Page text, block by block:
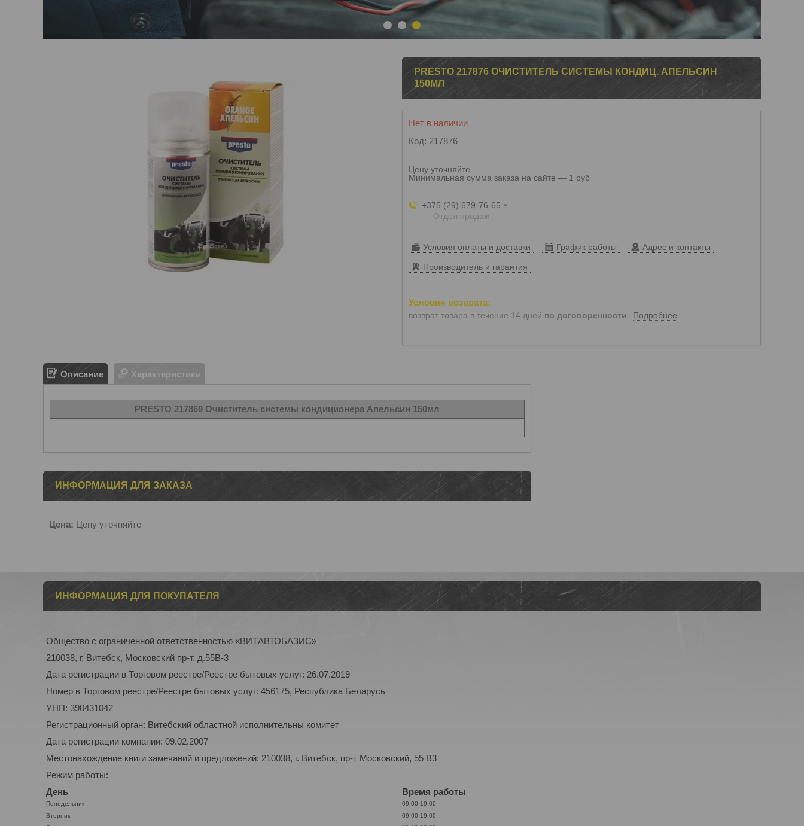
PRESTO 217876 ОЧИСТИТЕЛЬ СИСТЕМЫ КОНДИЦ. АПЕЛЬСИН
150МЛ
Нет в наличии
Код: 217876
Цену уточняйте
Минимальная сумма заказа на сайте — 1 руб
+375 (29) 679-76-65
Отдел продаж
Условия оплаты и доставки График работы Адрес и контакты
Производитель и гарантия
возврат товара в течение 14 дней по договоренности Подробнее
Описание Характеристики
PRESTO 217869 Очиститель системы кондиционера Апельсин 150мл
ИНФОРМАЦИЯ ДЛЯ ЗАКАЗА
Цена: Цену уточняйте
ИНФОРМАЦИЯ ДЛЯ ПОКУПАТЕЛЯ
Общество с ограниченной ответственностью «ВИТАВТОБАЗИС»
210038, г. Витебск, Московский пр-т, д.55В-3
Дата регистрации в Торговом реестре/Реестре бытовых услуг: 26.07.2019
Номер в Торговом реестре/Реестре бытовых услуг: 456175, Республика Беларусь
УНП: 390431042
Регистрационный орган: Витебский областной исполнительны комитет
Дата регистрации компании: 09.02.2007
Местонахождение книги замечаний и предложений: 210038, г. Витебск, пр-т Московский, 55 B3
Режим работы:
День
Время работы
Понедельник
09:00-19:00
Вторник
09:00-19:00